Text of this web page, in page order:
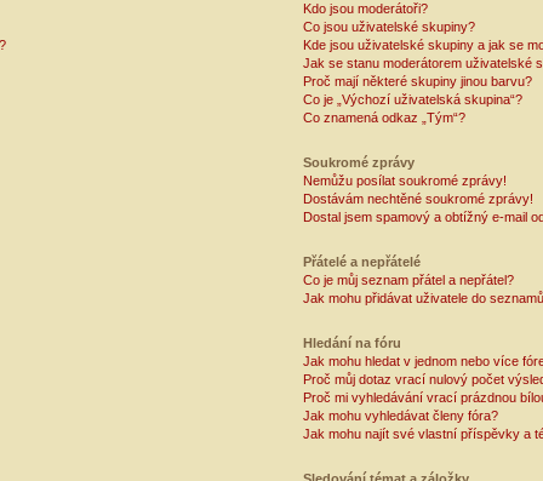
Kdo jsou moderátoři?
Co jsou uživatelské skupiny?
Kde jsou uživatelské skupiny a jak se
Jak se stanu moderátorem uživatelské
Proč mají některé skupiny jinou barvu?
Co je „Výchozí uživatelská skupina“?
Co znamená odkaz „Tým“?
Soukromé zprávy
Nemůžu posílat soukromé zprávy!
Dostávám nechtěné soukromé zprávy!
Dostal jsem spamový a obtížný e-mail
Přátelé a nepřátelé
Co je můj seznam přátel a nepřátel?
Jak mohu přidávat uživatele do
Hledání na fóru
Jak mohu hledat v jednom nebo více
Proč můj dotaz vrací nulový počet
Proč mi vyhledávání vrací prázdnou
Jak mohu vyhledávat členy fóra?
Jak mohu najít své vlastní příspěvky a